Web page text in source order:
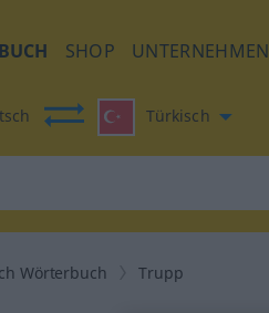
SHOP UNTERNEHMEN
Türkisch
Wörterbuch Trupp